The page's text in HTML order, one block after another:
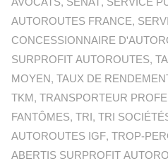
AUTOROUTES FRANCE,
CONCESSIONNAIRE
SURPROFIT AUTOROUTES,
MOYEN,TAUX DE
TKM,TRANSPORTEUR
FANTÔMES,TRI,TRI
AUTOROUTES IGF,TROP-
ABERTIS SURPROFIT